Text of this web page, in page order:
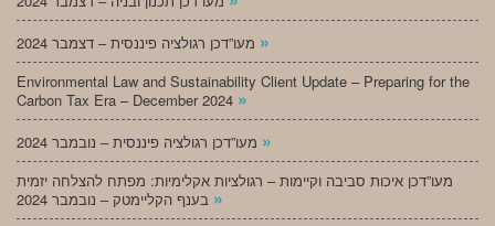
»
Environmental Law and Sustainability Client Update – Preparing for the
Carbon Tax Era – December 2024 »
»
מעו”דכן איכות סביבה וקיימות – רגולציות אקלימיות: מפתח להצלחה יזמית
»